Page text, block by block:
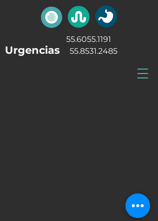
55.6055.1191
Urgencias 55.8531.2485